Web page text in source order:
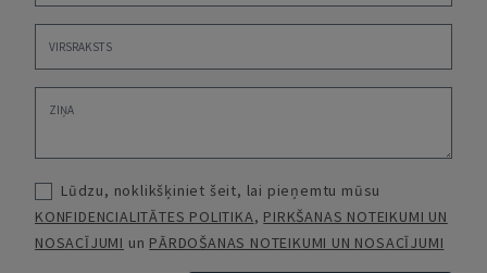
Lūdzu, noklikšķiniet šeit, lai pieņemtu mūsu
KONFIDENCIALITĀTES POLITIKA, PIRKŠANAS NOTEIKUMI UN
NOSACĪJUMI un PĀRDOŠANAS NOTEIKUMI UN NOSACĪJUMI